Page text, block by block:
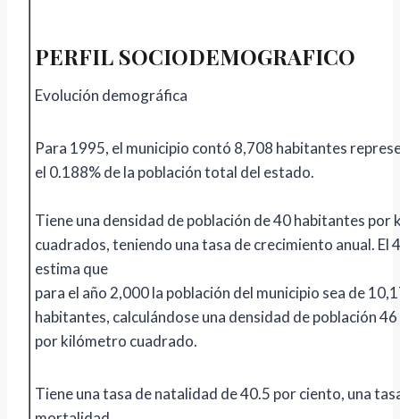
PERFIL SOCIODEMOGRAFICO
Evolución demográfica
Para 1995, el municipio contó 8,708 habitantes
el 0.188% de la población total del estado.
Tiene una densidad de población de 40 habitantes por
cuadrados, teniendo una tasa de crecimiento anual. El
estima que
para el año 2,000 la población del municipio sea de
habitantes, calculándose una densidad de población
por kilómetro cuadrado.
Tiene una tasa de natalidad de 40.5 por ciento, una